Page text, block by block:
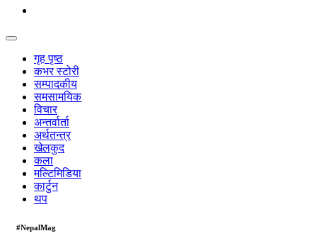
गृह पृष्ठ
कभर स्टोरी
सम्पादकीय
समसामयिक
विचार
अन्तर्वार्ता
अर्थतन्त्र
खेलकुद
कला
मल्टिमिडिया
कार्टुन
थप
#NepalMag